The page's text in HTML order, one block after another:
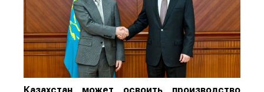
Казахстан может освоить производство